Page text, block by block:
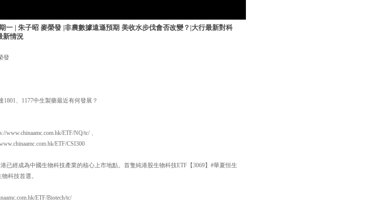
一 | 朱子昭 麥榮發 |非農數據遠遜預期 美收水步伐會否改變？|大行最新對科
新情況
發
1801、1177中生製藥最近有何發展？
www.chinaamc.com.hk/ETF/NQ/tc/ 、
ETF/CSI300
已經成為中國生物科技產業的核心上市地點。首隻純港股生物科技ETF【3069】#華夏恒生
科技首選。
ETF/Biotech/tc/